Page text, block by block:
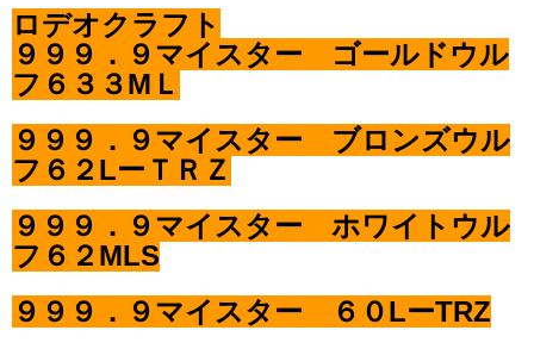
ロデオクラフト
９９９．９マイスター ゴールドウル
フ６３３MＬ
９９９．９マイスター ブロンズウル
フ６２LーＴＲＺ
９９９．９マイスター ホワイトウル
フ６２MLS
９９９．９マイスター ６０LーTRZ